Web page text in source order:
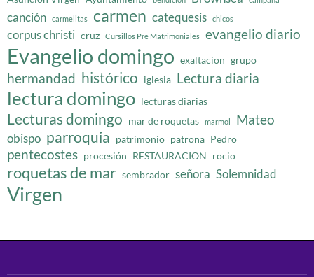
canción carmelitas carmen catequesis chicos
corpus christi cruz Cursillos Pre Matrimoniales evangelio diario
Evangelio domingo exaltacion grupo
hermandad histórico iglesia Lectura diaria
lectura domingo lecturas diarias
Lecturas domingo mar de roquetas marmol Mateo
obispo parroquia patrimonio patrona Pedro
pentecostes procesión RESTAURACION rocio
roquetas de mar sembrador señora Solemnidad
Virgen